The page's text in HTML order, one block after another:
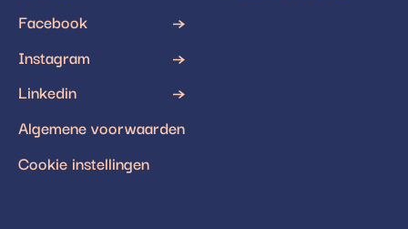
Facebook
Instagram
Linkedin
Algemene voorwaarden
Cookie instellingen